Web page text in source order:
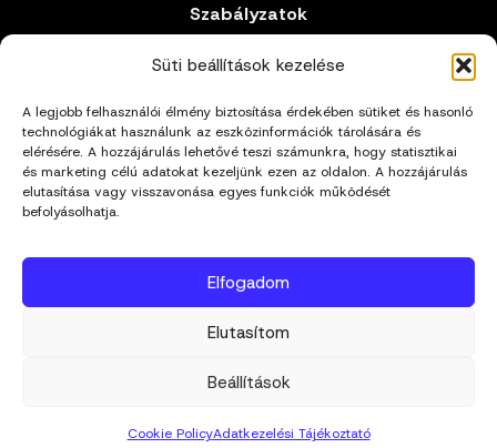
Süti beállítások kezelése
A legjobb felhasználói élmény biztosítása érdekében sütiket és hasonló
technológiákat használunk az eszközinformációk tárolására és
elérésére. A hozzájárulás lehetővé teszi számunkra, hogy statisztikai
és marketing célú adatokat kezeljünk ezen az oldalon. A hozzájárulás
elutasítása vagy visszavonása egyes funkciók működését
befolyásolhatja.
Elfogadom
Elutasítom
Beállítások
Cookie PolicyAdatkezelési Tájékoztató
Szabályzatok
Általános Felhasználási Feltételek
Adatkezelési Tájékoztató
Impresszum
Kapcsolat
hello@mivagyunk.hu